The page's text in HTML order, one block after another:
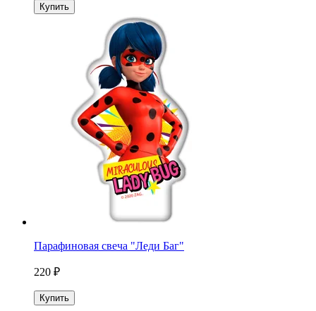
Купить
Парафиновая свеча "Леди Баг"
220 ₽
Купить